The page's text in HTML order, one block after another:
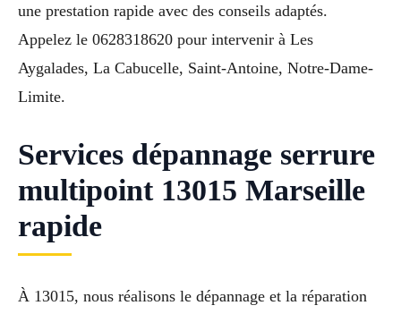
une prestation rapide avec des conseils adaptés.
Appelez le 0628318620 pour intervenir à Les
Aygalades, La Cabucelle, Saint-Antoine, Notre-Dame-
Limite.
Services dépannage serrure
multipoint 13015 Marseille
rapide
À 13015, nous réalisons le dépannage et la réparation